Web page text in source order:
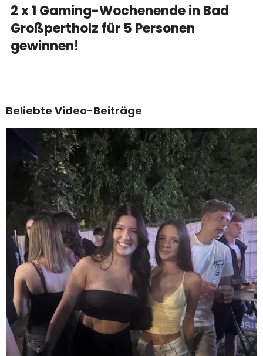
2 x 1 Gaming-Wochenende in Bad
Großpertholz für 5 Personen
gewinnen!
Beliebte Video-Beiträge